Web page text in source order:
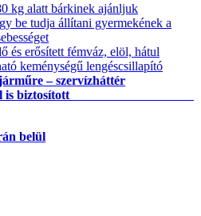
kg alatt bárkinek ajánljuk
be tudja állítani gyermekének a
és erősített fémváz, elöl, hátul
keménységű lengéscsillapító
– szervízháttér
túl is biztosított
belül